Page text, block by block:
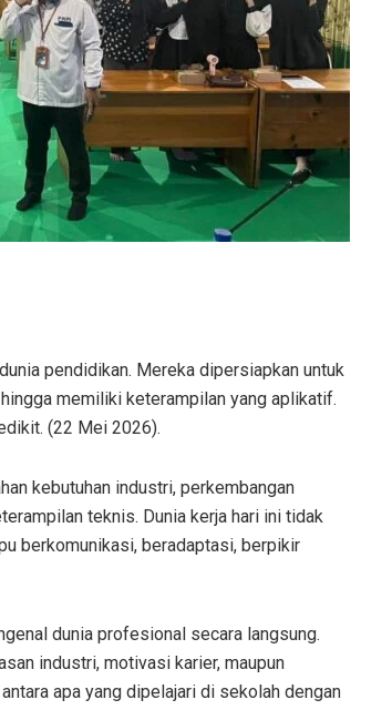
pendidikan. Mereka dipersiapkan untuk
memiliki keterampilan yang aplikatif.
(22 Mei 2026).
kebutuhan industri, perkembangan
teknis. Dunia kerja hari ini tidak
berkomunikasi, beradaptasi, berpikir
dunia profesional secara langsung.
industri, motivasi karier, maupun
apa yang dipelajari di sekolah dengan